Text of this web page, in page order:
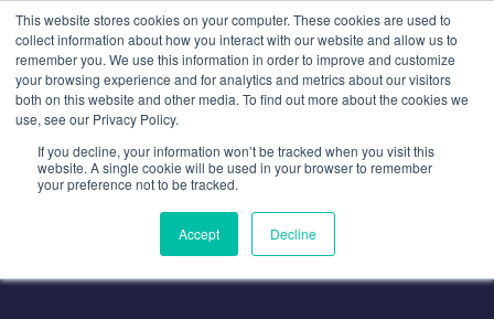
This website stores cookies on your computer. These cookies are used to
collect information about how you interact with our website and allow us to
remember you. We use this information in order to improve and customize
your browsing experience and for analytics and metrics about our visitors
both on this website and other media. To find out more about the cookies we
use, see our Privacy Policy.
If you decline, your information won’t be tracked when you visit this
website. A single cookie will be used in your browser to remember
your preference not to be tracked.
Accept Decline